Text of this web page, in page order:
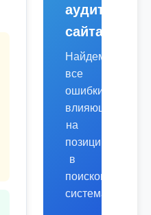
аудит
сайта
Найдем
все
ошибки,
влияющие
на
позиции
в
поисковых
системах.